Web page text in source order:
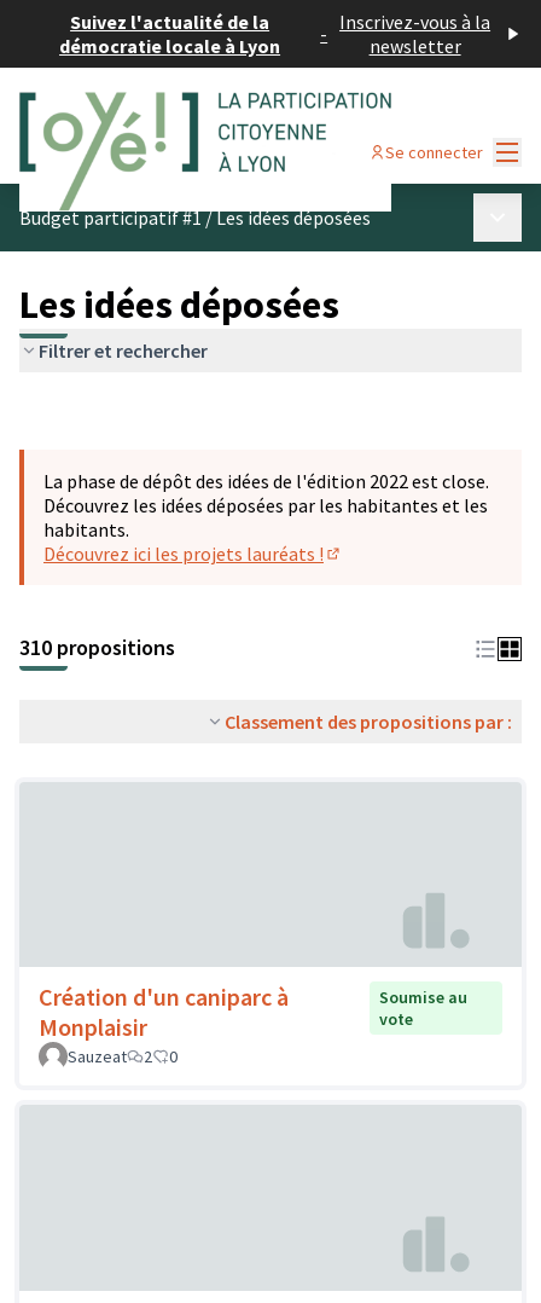
Suivez l'actualité de la
démocratie locale à Lyon
- Inscrivez-vous à la
newsletter
Se connecter
Budget participatif #1/Les idées déposées
Les idées déposées
Filtrer et rechercher
La phase de dépôt des idées de l'édition 2022 est close.
Découvrez les idées déposées par les habitantes et les
habitants.
Découvrez ici les projets lauréats !
310 propositions
Classement des propositions par :
Création d'un caniparc à
Monplaisir
Soumise au
vote
Sauzeat
2 0